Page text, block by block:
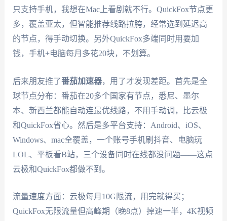
只支持手机，我想在Mac上看剧就不行。QuickFox节点更
多，覆盖亚太，但智能推荐线路拉胯，经常选到延迟高
的节点，得手动切换。另外QuickFox多端同时用要加
钱，手机+电脑每月多花20块，不划算。
后来朋友推了番茄加速器，用了才发现差距。首先是全
球节点分布：番茄在20多个国家有节点，悉尼、墨尔
本、新西兰都能自动连最优线路，不用手动调，比云极
和QuickFox省心。然后是多平台支持：Android、iOS、
Windows、mac全覆盖，一个账号手机刷抖音、电脑玩
LOL、平板看B站，三个设备同时在线都没问题——这点
云极和QuickFox都做不到。
流量速度方面：云极每月10G限流，用完就得买；
QuickFox无限流量但高峰期（晚8点）掉速一半，4K视频